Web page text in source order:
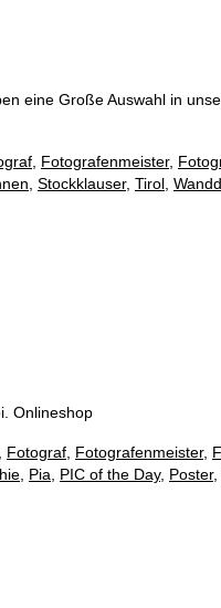
eine Große Auswahl in
Fotografenmeister,
Stockklauser, Tirol
Onlineshop
Fotograf Fotografenmeister,
Pia PIC of the Day, Poster,